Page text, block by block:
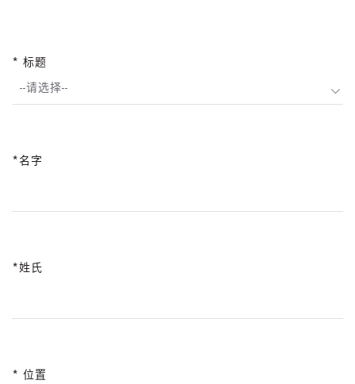
标题
--请选择--
名字
姓氏
位置